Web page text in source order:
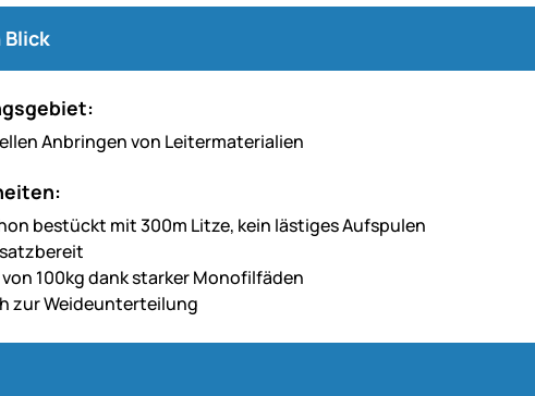
Blick
Anbringen von Leitermaterialien
bestückt mit 300m Litze, kein lästiges Aufspulen
100kg dank starker Monofilfäden
zur Weideunterteilung